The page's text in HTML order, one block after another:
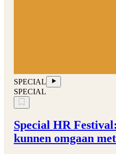
SPECIAL
SPECIAL
Special HR
kunnen omgaan